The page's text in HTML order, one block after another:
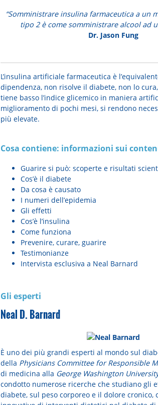
“Somministrare insulina farmaceutica a un
tipo 2 è come somministrare alcool ad
Dr. Jason Fung
L’insulina artificiale farmaceutica è
dipendenza, non risolve il diabete, non lo
tiene basso l’indice glicemico in maniera
miglioramento di pochi mesi, si rendono
più elevate.
Cosa contiene: informazioni sui
Guarire si può: scoperte e risultati
Cos’è il diabete
Da cosa è causato
I numeri dell’epidemia
Gli effetti
Cos’è l’insulina
Come funziona
Prevenire, curare, guarire
Testimonianze
Intervista esclusiva a Neal Barnard
Gli esperti
Neal D. Barnard
È uno dei più grandi esperti al mondo sul
della Physicians Committee for Responsible
di medicina alla George Washington
condotto numerose ricerche che studiano gli
diabete, sul peso corporeo e il dolore cronico,